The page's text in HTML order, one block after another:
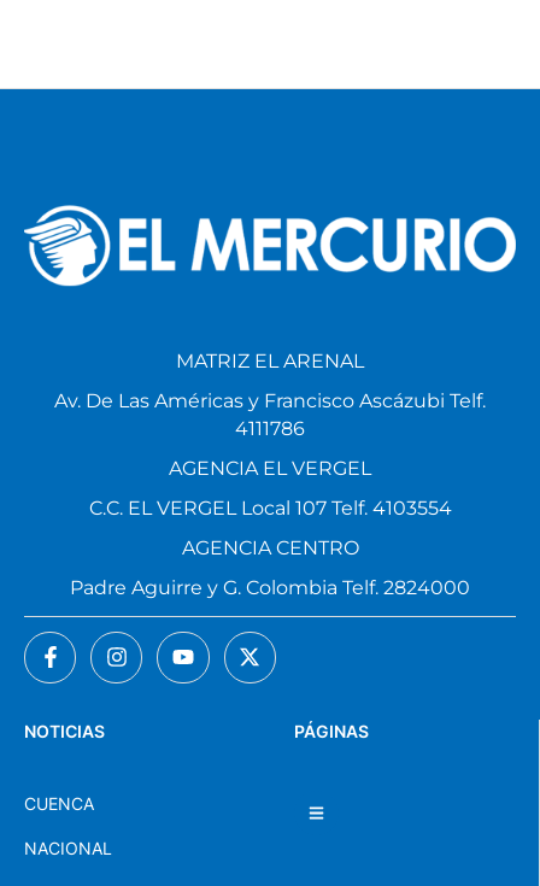
PÁGINAS
NOTICIAS
CUENCA
NACIONAL
MATRIZ EL ARENAL
Av. De Las Américas y Francisco Ascázubi Telf.
4111786
AGENCIA EL VERGEL
C.C. EL VERGEL Local 107 Telf. 4103554
AGENCIA CENTRO
Padre Aguirre y G. Colombia Telf. 2824000